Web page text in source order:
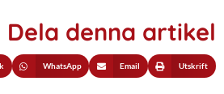
Dela denna artikel
WhatsApp Email Utskrift